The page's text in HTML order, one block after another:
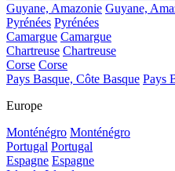
Guyane, Amazonie Guyane,
Pyrénées Pyrénées
Camargue Camargue
Chartreuse Chartreuse
Corse Corse
Pays Basque, Côte Basque Pays
Europe
Monténégro Monténégro
Portugal Portugal
Espagne Espagne